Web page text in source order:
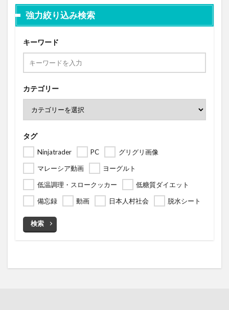
強力絞り込み検索
キーワード
カテゴリー
タグ
Ninjatrader PC
グリグリ画像
マレーシア動画
ヨーグルト
低温調理・スロークッカー
低糖質ダイエット
備忘録
動画 日本人村社会 脱水シート
検索